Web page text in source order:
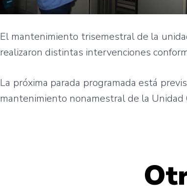
El mantenimiento trisemestral de la
realizaron distintas intervenciones
La próxima parada programada está
mantenimiento nonamestral de la